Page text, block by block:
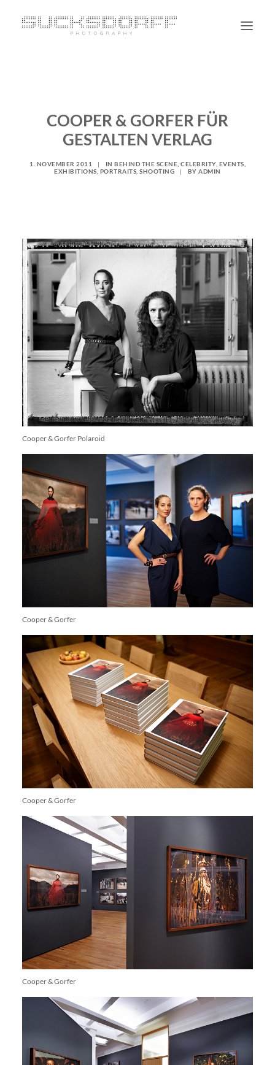
PERSONALCOOPER & GORFER FÜR
GESTALTEN VERLAG
1. NOVEMBER 2011 | IN BEHIND THE SCENE CELEBRITY, EVENTS
EXHIBITIONS PORTRAITS ,SHOOTING | BYADMIN
Cooper & Gorfer Polaroid
Cooper & Gorfer
Cooper & Gorfer
Cooper & Gorfer